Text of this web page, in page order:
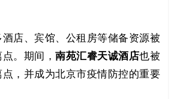
酒店、宾馆、公租房等储备资源被
。期间， 南苑汇睿天诚酒店也被
，并成为北京市疫情防控的重要